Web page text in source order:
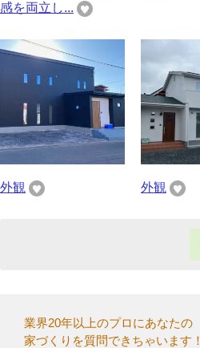
感を両立し...
外観 外観
業界20年以上のプロにあなたの
家づくりを質問できちゃいます！